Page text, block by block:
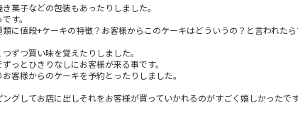
菓子などの包装もあったりしました。
す。
に値段+ケーキの特徴？お客様からこのケーキはどういうの？と言われた
ずつ買い味を覚えたりしました。
っとひきりなしにお客様が来る事です。
客様からのケーキを予約とったりしました。
グしてお店に出しそれをお客様が買っていかれるのがすごく嬉しかったです